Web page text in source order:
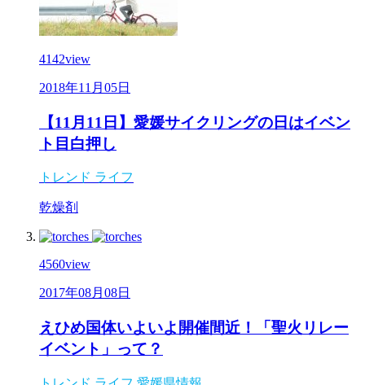
4142view
2018年11月05日
【11月11日】愛媛サイクリングの日はイベン
ト目白押し
トレンド ライフ
乾燥剤
4560view
2017年08月08日
えひめ国体いよいよ開催間近！「聖火リレー
イベント」って？